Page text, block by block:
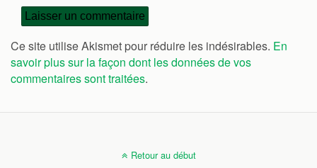
Ce site utilise Akismet pour réduire les indésirables. En
savoir plus sur la façon dont les données de vos
commentaires sont traitées.
Retour au début